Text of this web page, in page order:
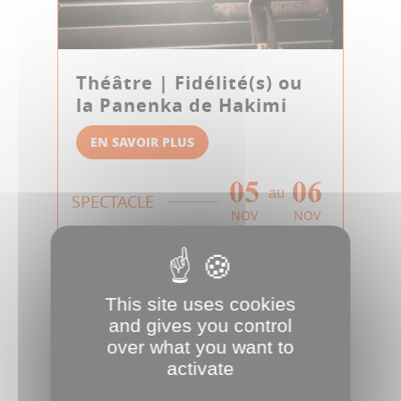
Théâtre | Fidélité(s) ou
la Panenka de Hakimi
EN SAVOIR PLUS
SPECTACLE 05
NOV
au 06
NOV
This site uses cookies
and gives you control
over what you want to
activate